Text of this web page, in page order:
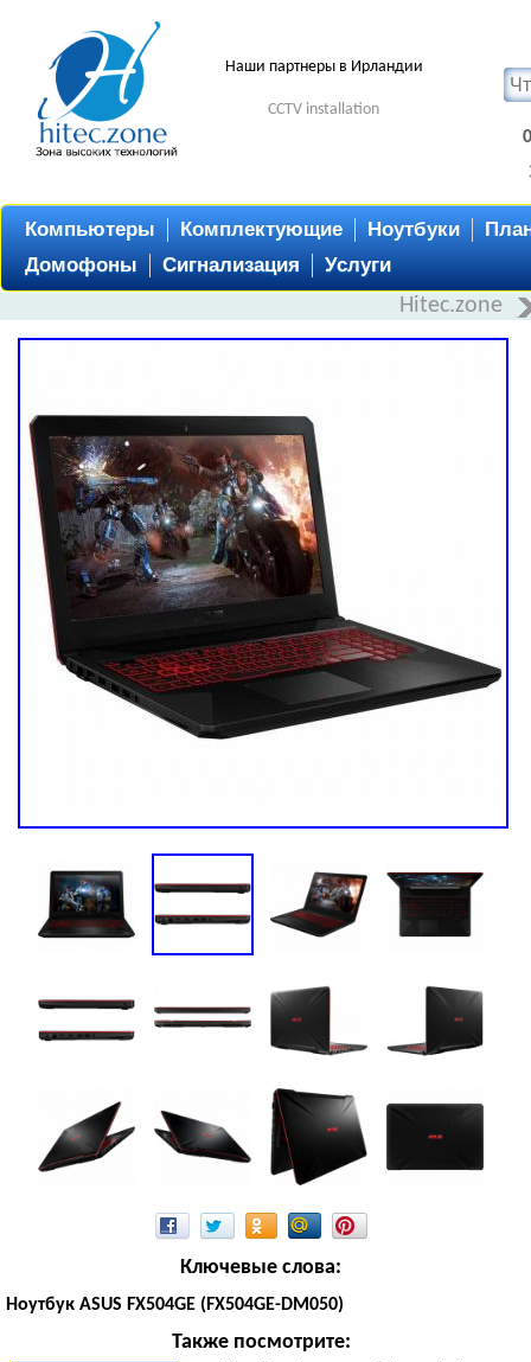
Наши партнеры в Ирландии
CCTV installation
Компьютеры Комплектующие Ноутбуки
Домофоны
Сигнализация Услуги
Hitec.zone
Ключевые слова:
Ноутбук ASUS FX504GE (FX504GE-DM050)
Также посмотрите: